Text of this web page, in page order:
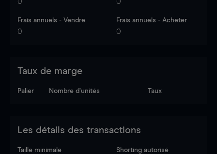
Frais annuels - Vendre
0
Frais annuels - Acheter
0
Taux de marge
Palier Nombre d’unités Taux
Les détails des transactions
Taille minimale Shorting autorisé